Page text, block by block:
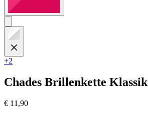
+2
Chades Brillenkette Klassik
€ 11,90